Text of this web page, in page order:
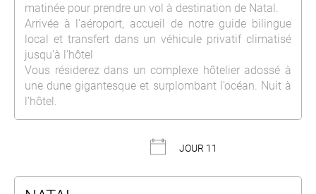
matinée pour prendre un vol à destination de Natal.
Arrivée à l’aéroport, accueil de notre guide bilingue
local et transfert dans un véhicule privatif climatisé
jusqu’à l’hôtel
Vous résiderez dans un complexe hôtelier adossé à
une dune gigantesque et surplombant l’océan. Nuit à
l’hôtel.
JOUR 11